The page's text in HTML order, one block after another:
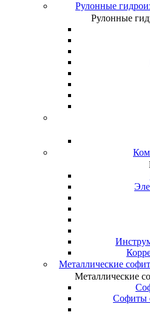
Рулонные
Рулонные
Металлические
Металлические
Софиты